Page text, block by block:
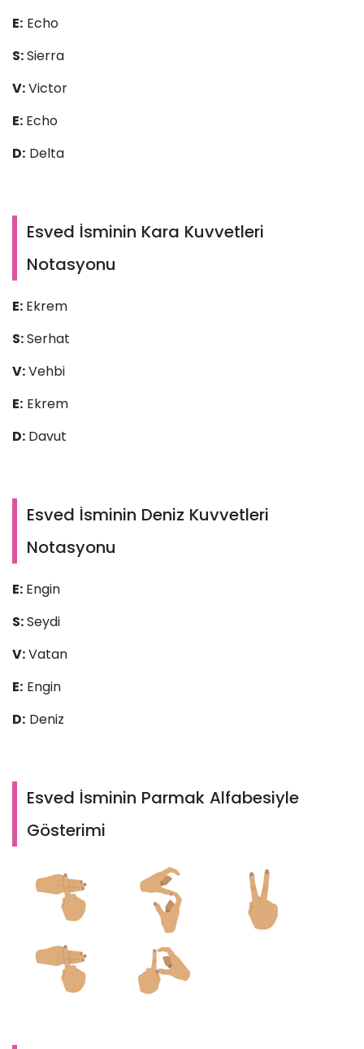
E: Echo
S:Sierra
V:Victor
E: Echo
D: Delta
Esved İsminin Kara Kuvvetleri
Notasyonu
E: Ekrem
S:Serhat
V:Vehbi
E: Ekrem
D: Davut
Esved İsminin Deniz Kuvvetleri
Notasyonu
E: Engin
S:Seydi
V:Vatan
E: Engin
D: Deniz
Esved İsminin Parmak Alfabesiyle
Gösterimi